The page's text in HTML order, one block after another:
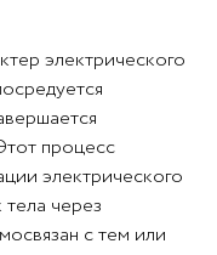
электрического
процесс
электрического
через
с тем или